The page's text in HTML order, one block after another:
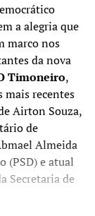
a alegria que
marco nos
da nova
Timoneiro,
mais recentes
Airton Souza,
de
Almeida
(PSD) e atual
Secretaria de